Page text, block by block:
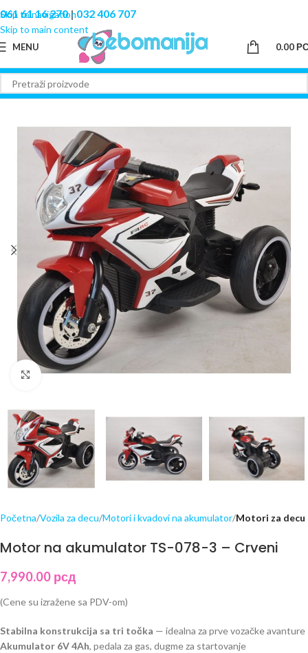
Skip to navigation
Skip to main content
061 61 16 270|032 406 707
MENU 0.00
Click to enlarge
Početna Vozila za decu Motori i kvadovi na akumulator Motori za decu
Motor na akumulator TS-078-3 – Crveni
7,990.00 рсд
(Cene su izražene sa PDV-om)
Stabilna konstrukcija sa tri točka — idealna za prve vozačke avanture
Akumulator 6V 4Ah, pedala za gas, dugme za startovanje